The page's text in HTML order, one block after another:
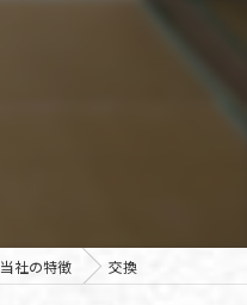
当社の特徴 交換